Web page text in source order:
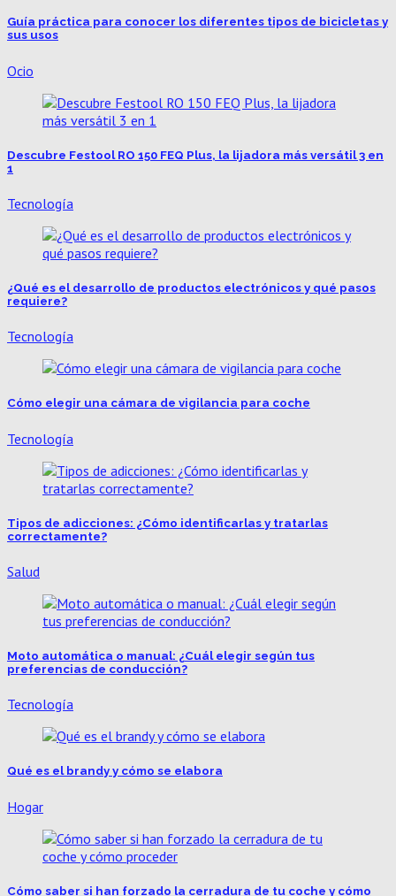
Guía práctica para conocer los diferentes tipos de bicicletas y
sus usos
Ocio
Descubre Festool RO 150 FEQ Plus, la lijadora más versátil 3 en
1
Tecnología
¿Qué es el desarrollo de productos electrónicos y qué pasos
requiere?
Tecnología
Cómo elegir una cámara de vigilancia para coche
Tecnología
Tipos de adicciones: ¿Cómo identificarlas y tratarlas
correctamente?
Salud
Moto automática o manual: ¿Cuál elegir según tus
preferencias de conducción?
Tecnología
Qué es el brandy y cómo se elabora
Hogar
Cómo saber si han forzado la cerradura de tu coche y cómo